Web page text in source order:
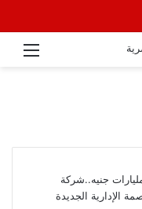
تتخطى الـ 3 مليارات جنيه..شركة
الإدارية الجديدة